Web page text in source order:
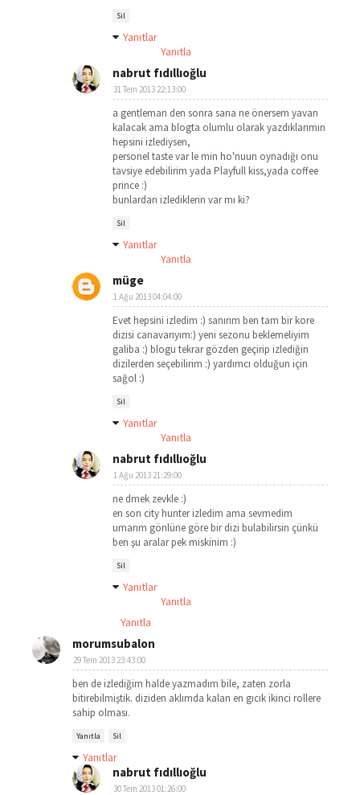
Sil
Yanıtlar
Yanıtla
nabrut fıdıllıoğlu
31 Tem 2013 22:13:00
a gentleman den sonra sana ne önersem yavan
kalacak ama blogta olumlu olarak yazdıklarımın
hepsini izlediysen,
personel taste var le min ho'nuun oynadığı onu
tavsiye edebilirim yada Playfull kiss,yada coffee
prince :)
bunlardan izlediklerin var mı ki?
Sil
Yanıtlar
Yanıtla
müge
1 Ağu 2013 04:04:00
Evet hepsini izledim :) sanırım ben tam bir kore
dizisi canavarıyım:) yeni sezonu beklemeliyim
galiba :) blogu tekrar gözden geçirip izlediğin
dizilerden seçebilirim :) yardımcı olduğun için
sağol :)
Sil
Yanıtlar
Yanıtla
nabrut fıdıllıoğlu
1 Ağu 2013 21:29:00
ne dmek zevkle :)
en son city hunter izledim ama sevmedim
umarım gönlüne göre bir dizi bulabilirsin çünkü
ben şu aralar pek miskinim :)
Sil
Yanıtlar
Yanıtla
Yanıtla
morumsubalon
29 Tem 2013 23:43:00
ben de izlediğim halde yazmadım bile, zaten zorla
bitirebilmiştik. diziden aklımda kalan en gıcık ikinci rollere
sahip olması.
Yanıtla Sil
Yanıtlar
nabrut fıdıllıoğlu
30 Tem 2013 01:26:00